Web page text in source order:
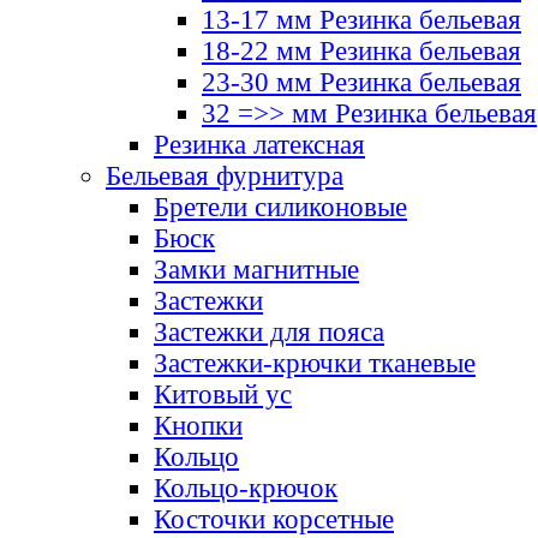
13-17 мм Резинка бельевая
18-22 мм Резинка бельевая
23-30 мм Резинка бельевая
32 =>> мм Резинка бельевая
Резинка латексная
Бельевая фурнитура
Бретели силиконовые
Бюск
Замки магнитные
Застежки
Застежки для пояса
Застежки-крючки тканевые
Китовый ус
Кнопки
Кольцо
Кольцо-крючок
Косточки корсетные